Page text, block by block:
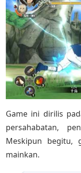
Game ini dirilis
persahabatan,
Meskipun begitu,
mainkan.